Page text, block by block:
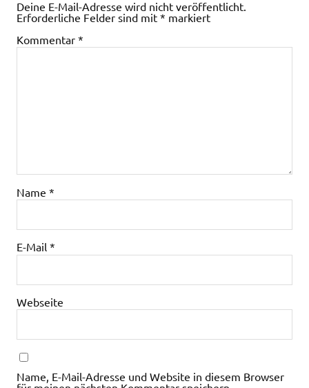
Deine E-Mail-Adresse wird nicht veröffentlicht.
Erforderliche Felder sind mit * markiert
Kommentar *
Name *
E-Mail *
Webseite
Name, E-Mail-Adresse und Website in diesem Browser